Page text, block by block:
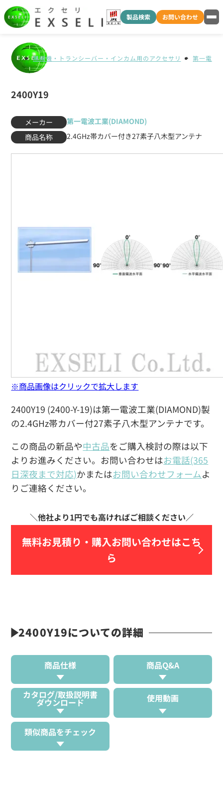
製品検索 お問い合わせ
無線機・トランシーバー・インカム用のアクセサリ 第一電波
2400Y19
メーカー
第一電波工業(DIAMOND)
商品名称
2.4GHz帯カバー付き27素子八木型アンテナ
2400Y19 (2400-Y-19)は第一電波工業(DIAMOND)製
の2.4GHz帯カバー付27素子八木型アンテナです。
この商品の新品や中古品をご購入検討の際は以下
よりお進みください。お問い合わせはお電話(365
日深夜まで対応)かまたはお問い合わせフォームよ
りご連絡ください。
無料お見積り・ 購入お問い合わせはこち
ら
※商品画像はクリックで拡大します
2400Y19についての詳細
商品仕様 商品Q&A
カタログ/取扱説明書
ダウンロード 使用動画
類似商品をチェック